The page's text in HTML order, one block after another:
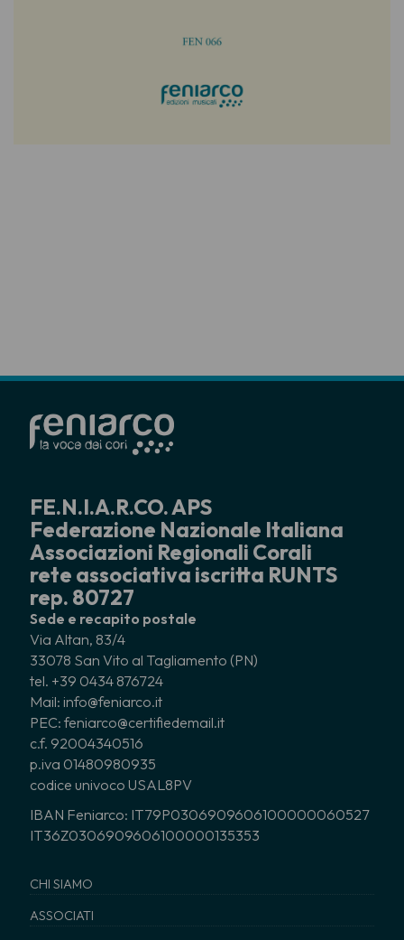
FE.N.I.A.R.CO. APS
Federazione Nazionale Italiana
Associazioni Regionali Corali
rete associativa iscritta RUNTS
rep. 80727
Sede e recapito postale
Via Altan, 83/4
33078 San Vito al Tagliamento (PN)
tel. +39 0434 876724
Mail: info@feniarco.it
PEC: feniarco@certifiedemail.it
c.f. 92004340516
p.iva 01480980935
codice univoco USAL8PV
IBAN Feniarco: IT79P0306909606100000060527
IT36Z0306909606100000135353
CHI SIAMO
ASSOCIATI